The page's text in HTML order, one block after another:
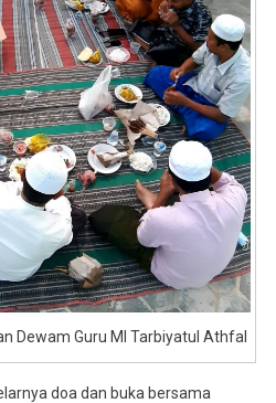
Dewam Guru MI Tarbiyatul Athfal
doa dan buka bersama